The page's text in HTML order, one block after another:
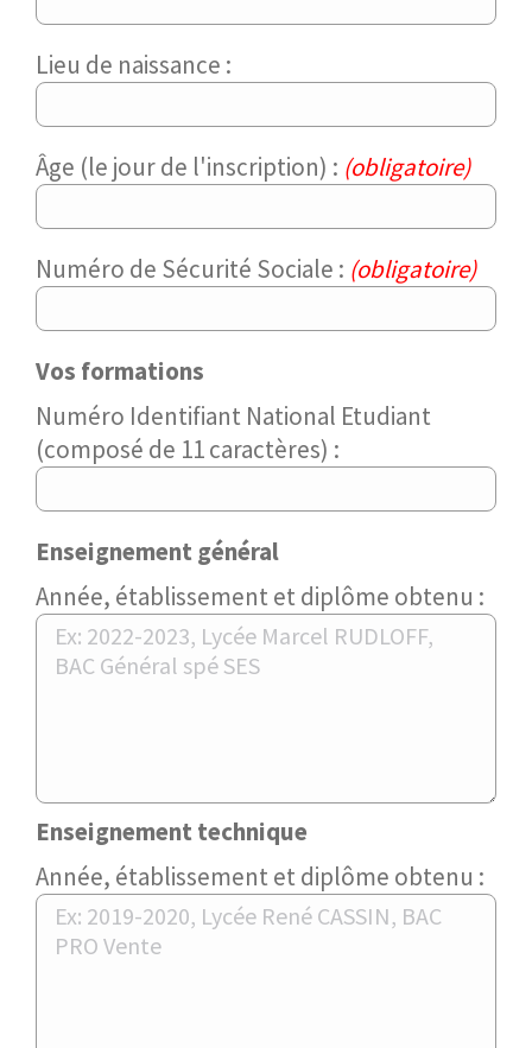
Lieu de naissance :
Âge (le jour de l'inscription) : (obligatoire)
Numéro de Sécurité Sociale : (obligatoire)
Vos formations
Numéro Identifiant National Etudiant
(composé de 11 caractères) :
Enseignement général
Année, établissement et diplôme obtenu :
Enseignement technique
Année, établissement et diplôme obtenu :